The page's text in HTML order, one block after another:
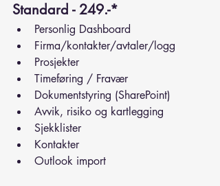
Standard - 249.-*
Personlig Dashboard
Firma/kontakter/avtaler/logg
Prosjekter
Timeføring / Fravær
Dokumentstyring (SharePoint)
Avvik, risiko og kartlegging
Sjekklister
Kontakter
Outlook import